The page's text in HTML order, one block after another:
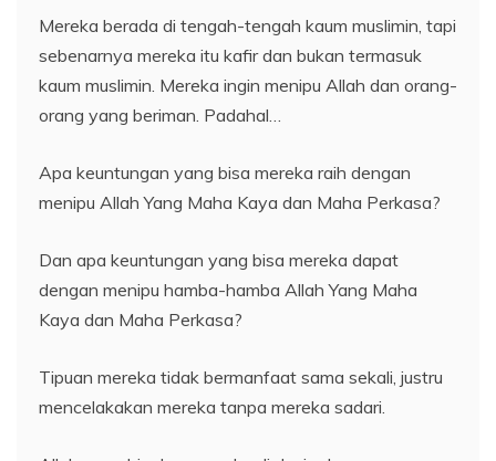
Mereka berada di tengah-tengah kaum muslimin, tapi
sebenarnya mereka itu kafir dan bukan termasuk
kaum muslimin. Mereka ingin menipu Allah dan orang-
orang yang beriman. Padahal…
Apa keuntungan yang bisa mereka raih dengan
menipu Allah Yang Maha Kaya dan Maha Perkasa?
Dan apa keuntungan yang bisa mereka dapat
dengan menipu hamba-hamba Allah Yang Maha
Kaya dan Maha Perkasa?
Tipuan mereka tidak bermanfaat sama sekali, justru
mencelakakan mereka tanpa mereka sadari.